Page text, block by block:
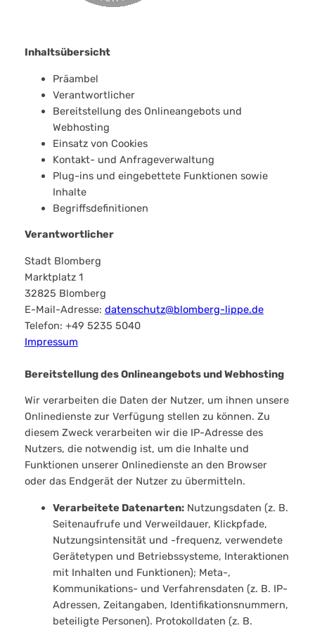
Inhaltsübersicht
Präambel
Verantwortlicher
Bereitstellung des Onlineangebots und
Webhosting
Einsatz von Cookies
Kontakt- und Anfrageverwaltung
Plug-ins und eingebettete Funktionen sowie
Inhalte
Begriffsdefinitionen
Verantwortlicher
Stadt Blomberg
Marktplatz 1
32825 Blomberg
E-Mail-Adresse: datenschutz@blomberg-lippe.de
Telefon: +49 5235 5040
Impressum
Bereitstellung des Onlineangebots und Webhosting
Wir verarbeiten die Daten der Nutzer, um ihnen unsere
Onlinedienste zur Verfügung stellen zu können. Zu
diesem Zweck verarbeiten wir die IP-Adresse des
Nutzers, die notwendig ist, um die Inhalte und
Funktionen unserer Onlinedienste an den Browser
oder das Endgerät der Nutzer zu übermitteln.
Verarbeitete Datenarten:Nutzungsdaten (z. B.
Seitenaufrufe und Verweildauer, Klickpfade,
Nutzungsintensität und -frequenz, verwendete
Gerätetypen und Betriebssysteme, Interaktionen
mit Inhalten und Funktionen); Meta-,
Kommunikations- und Verfahrensdaten (z. B. IP-
Adressen, Zeitangaben, Identifikationsnummern,
beteiligte Personen). Protokolldaten (z. B.